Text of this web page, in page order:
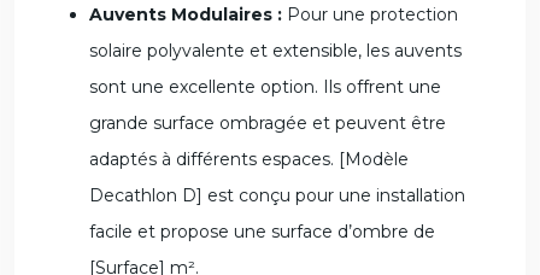
Auvents Modulaires : Pour une protection
solaire polyvalente et extensible, les auvents
sont une excellente option. Ils offrent une
grande surface ombragée et peuvent être
adaptés à différents espaces. [Modèle
Decathlon D] est conçu pour une installation
facile et propose une surface d’ombre de
[Surface] m².